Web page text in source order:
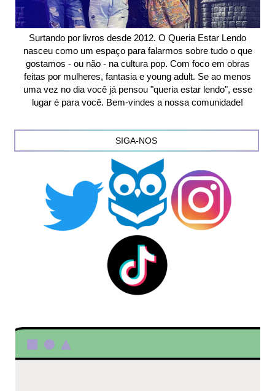
Surtando por livros desde 2012. O Queria Estar Lendo
nasceu como um espaço para falarmos sobre tudo o que
gostamos - ou não - na cultura pop. Com foco em obras
feitas por mulheres, fantasia e young adult. Se ao menos
uma vez no dia você já pensou "queria estar lendo", esse
lugar é para você. Bem-vindes a nossa comunidade!
SIGA-NOS